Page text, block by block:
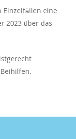
Einzelfällen eine
2023 über das